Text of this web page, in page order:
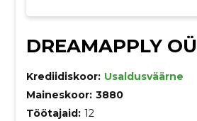
DREAMAPPLY OÜ
Krediidiskoor: Usaldusväärne
Maineskoor: 3880
Töötajaid: 12